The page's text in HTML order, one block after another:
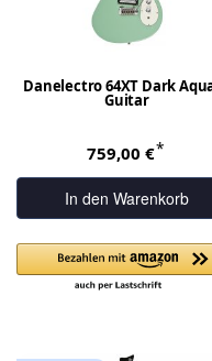
Danelectro 64XT Dark
Guitar
759,00 €*
In den Warenkorb